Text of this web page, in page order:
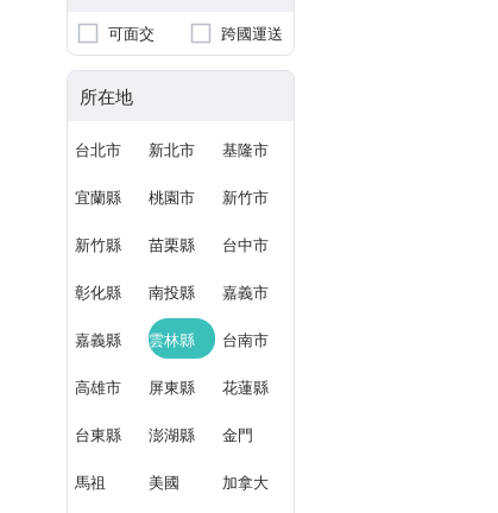
可面交 跨國運送
所在地
台北市 新北市 基隆市
宜蘭縣 桃園市 新竹市
新竹縣 苗栗縣 台中市
彰化縣 南投縣 嘉義市
嘉義縣 雲林縣 台南市
高雄市 屏東縣 花蓮縣
台東縣 澎湖縣 金門
馬祖 美國 加拿大